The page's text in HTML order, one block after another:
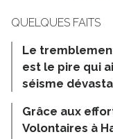
Le
est le pire qui
séisme
Grâce aux
Volontaires à